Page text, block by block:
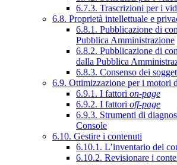
6.7.3. Trascrizioni per i
6.8. Proprietà intellettuale e
6.8.1. Pubblicazione di
Pubblica Amministrazione
6.8.2. Pubblicazione di
dalla Pubblica
6.8.3. Consenso dei
6.9. Ottimizzazione per i motori
6.9.1. I fattori on-page
6.9.2. I fattori off-page
6.9.3. Strumenti di
Console
6.10. Gestire i contenuti
6.10.1. L’inventario dei
6.10.2. Revisionare i